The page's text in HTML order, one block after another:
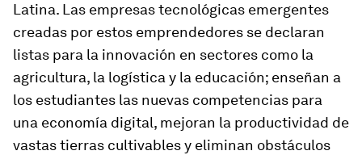
Latina. Las empresas tecnológicas emergentes
creadas por estos emprendedores se declaran
listas para la innovación en sectores como la
agricultura, la logística y la educación; enseñan a
los estudiantes las nuevas competencias para
una economía digital, mejoran la productividad de
vastas tierras cultivables y eliminan obstáculos